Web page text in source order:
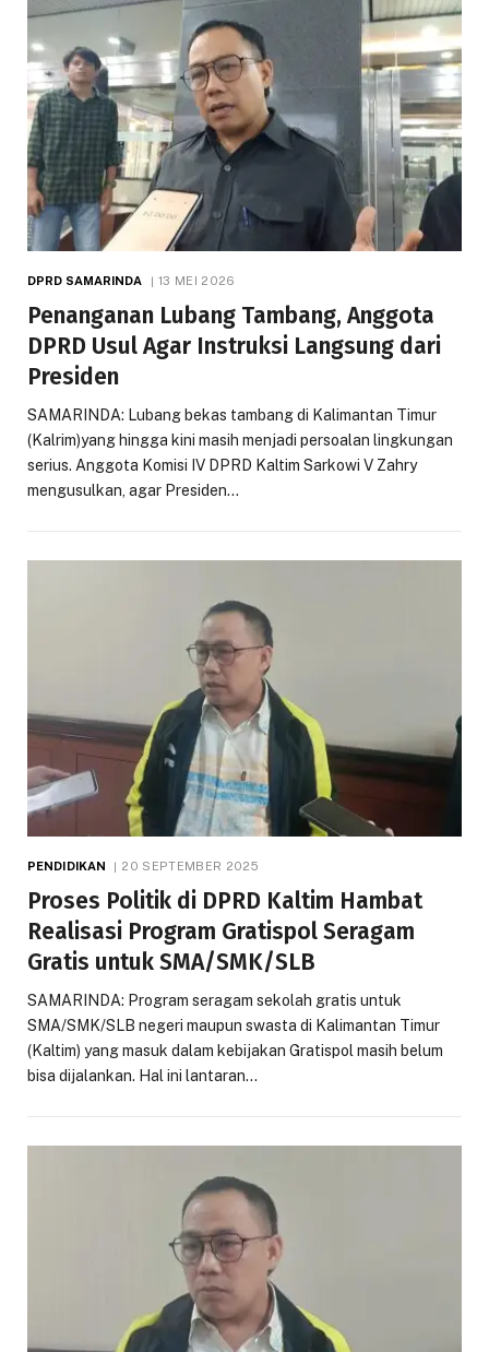
DPRD SAMARINDA 13 MEI 2026
Penanganan Lubang Tambang, Anggota
DPRD Usul Agar Instruksi Langsung dari
Presiden
SAMARINDA: Lubang bekas tambang di Kalimantan Timur
(Kalrim)yang hingga kini masih menjadi persoalan lingkungan
serius. Anggota Komisi IV DPRD Kaltim Sarkowi V Zahry
mengusulkan, agar Presiden…
PENDIDIKAN 20 SEPTEMBER 2025
Proses Politik di DPRD Kaltim Hambat
Realisasi Program Gratispol Seragam
Gratis untuk SMA/SMK/SLB
SAMARINDA: Program seragam sekolah gratis untuk
SMA/SMK/SLB negeri maupun swasta di Kalimantan Timur
(Kaltim) yang masuk dalam kebijakan Gratispol masih belum
bisa dijalankan. Hal ini lantaran…